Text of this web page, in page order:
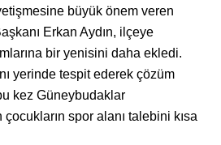
büyük önem veren
Erkan Aydın, ilçeye
bir yenisini daha ekledi.
yerinde tespit ederek çözüm
kez Güneybudaklar
spor alanı talebini kısa